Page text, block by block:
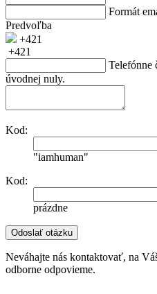
Formát
Predvoľba
+421
+421
Telefónne
úvodnej nuly.
Kod:
"iamhuman"
Kod:
prázdne
Neváhajte nás kontaktovať, na
odborne odpovieme.